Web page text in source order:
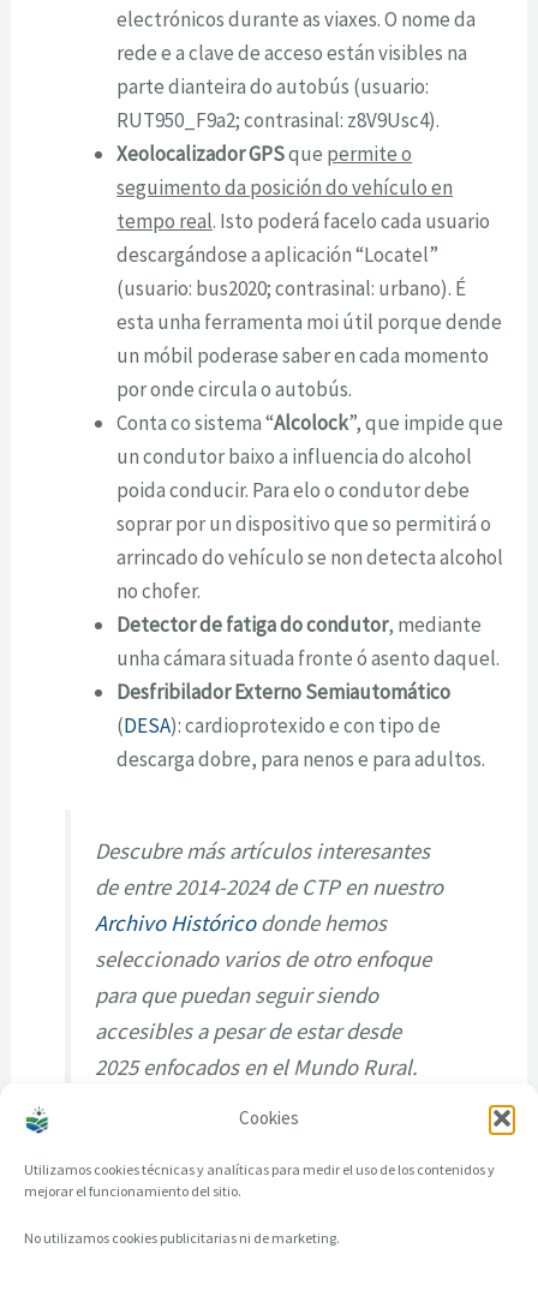
Cookies
Utilizamos cookies técnicas y analíticas para medir el uso de los contenidos y
mejorar el funcionamiento del sitio.
No utilizamos cookies publicitarias ni de marketing.
electrónicos durante as viaxes. O nome da
rede e a clave de acceso están visibles na
parte dianteira do autobús (usuario:
RUT950_F9a2; contrasinal: z8V9Usc4).
Xeolocalizador GPSque permite o
seguimento da posición do vehículo en
tempo real. Isto poderá facelo cada usuario
descargándose a aplicación “Locatel”
(usuario: bus2020; contrasinal: urbano). É
esta unha ferramenta moi útil porque dende
un móbil poderase saber en cada momento
por onde circula o autobús.
Conta co sistema “Alcolock”, que impide que
un condutor baixo a influencia do alcohol
poida conducir. Para elo o condutor debe
soprar por un dispositivo que so permitirá o
arrincado do vehículo se non detecta alcohol
no chofer.
Detector de fatiga docondutor, mediante
unha cámara situada fronte ó asento daquel.
Desfribilador Externo Semiautomático
(DESA): cardioprotexido e con tipo de
descarga dobre, para nenos e para adultos.
Descubre más artículos interesantes
de entre 2014-2024 de CTP en nuestro
Archivo Históricodonde hemos
seleccionado varios de otro enfoque
para que puedan seguir siendo
accesibles a pesar de estar desde
2025 enfocados en el Mundo Rural.